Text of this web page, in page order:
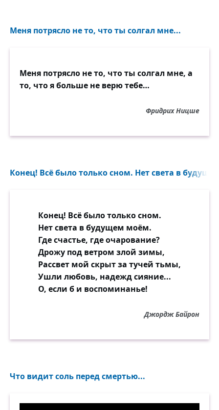
Меня потрясло не то, что ты солгал мне...
Меня потрясло не то, что ты солгал мне, а
то, что я больше не верю тебе…
Фридрих Ницше
Конец! Всё было только сном. Нет света в
Конец! Всё было только сном.
Нет света в будущем моём.
Где счастье, где очарование?
Дрожу под ветром злой зимы,
Рассвет мой скрыт за тучей тьмы,
Ушли любовь, надежд сияние...
О, если б и воспоминанье!
Джордж Байрон
Что видит соль перед смертью...